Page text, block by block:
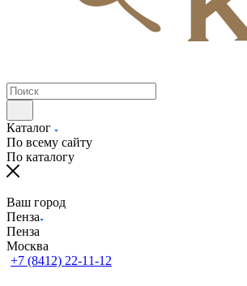
Каталог
По всему сайту
По каталогу
Ваш город
Пенза
Пенза
Москва
+7 (8412) 22-11-12